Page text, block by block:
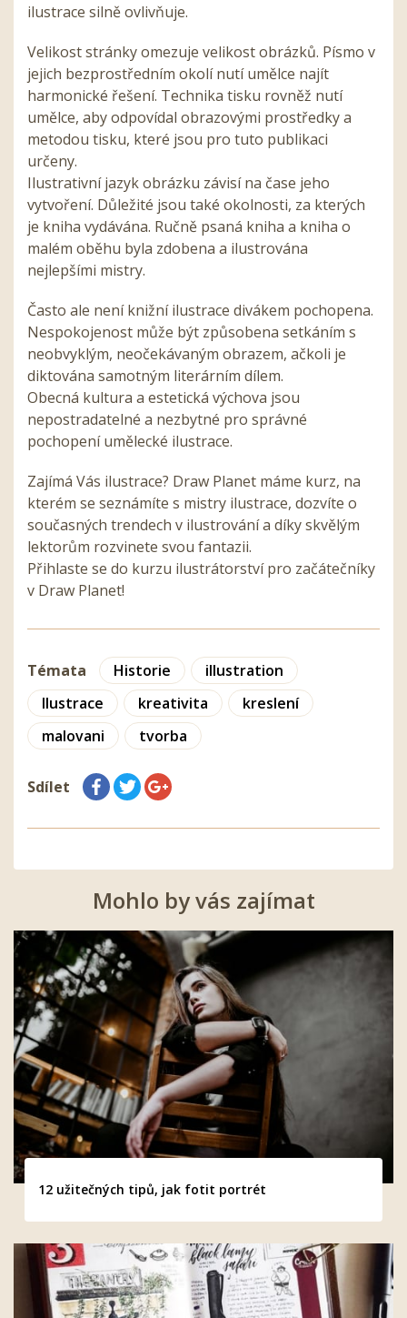
ilustrace silně ovlivňuje.
Velikost stránky omezuje velikost obrázků. Písmo v
jejich bezprostředním okolí nutí umělce najít
harmonické řešení. Technika tisku rovněž nutí
umělce, aby odpovídal obrazovými prostředky a
metodou tisku, které jsou pro tuto publikaci
určeny.
Ilustrativní jazyk obrázku závisí na čase jeho
vytvoření. Důležité jsou také okolnosti, za kterých
je kniha vydávána. Ručně psaná kniha a kniha o
malém oběhu byla zdobena a ilustrována
nejlepšími mistry.
Často ale není knižní ilustrace divákem pochopena.
Nespokojenost může být způsobena setkáním s
neobvyklým, neočekávaným obrazem, ačkoli je
diktována samotným literárním dílem.
Obecná kultura a estetická výchova jsou
nepostradatelné a nezbytné pro správné
pochopení umělecké ilustrace.
Zajímá Vás ilustrace? Draw Planet máme kurz, na
kterém se seznámíte s mistry ilustrace, dozvíte o
současných trendech v ilustrování a díky skvělým
lektorům rozvinete svou fantazii.
Přihlaste se do kurzu ilustrátorství pro začátečníky
v Draw Planet!
Témata Historie
illustration
Ilustrace
kreativita
kreslení
malovani
tvorba
Sdílet
Mohlo by vás zajímat
12 užitečných tipů, jak fotit portrét